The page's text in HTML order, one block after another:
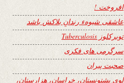
افروخت !
عاشقی شیوهء رندانِ بلاکش باشد
توبرکلوز Tuberculosis
سرگرمی های فکری
صحبت پیران
لوی پشتونستان، خراسان، هزارستان،